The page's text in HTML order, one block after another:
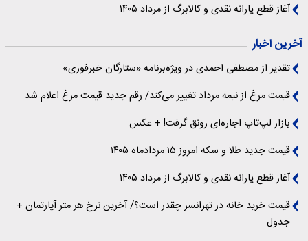
آغاز قطع یارانه نقدی و کالابرگ از مرداد ۱۴۰۵
آخرین اخبار
تقدیر از مصطفی احمدی در ویژه‌برنامه «ستارگان خبرفوری»
قیمت مرغ از نیمه مرداد تغییر می‌کند/ رقم جدید قیمت مرغ اعلام شد
بازار لپ‌تاپ اجاره‌ای رونق گرفت! + عکس
قیمت جدید طلا و سکه امروز ۱۵ مردادماه ۱۴۰۵
آغاز قطع یارانه نقدی و کالابرگ از مرداد ۱۴۰۵
قیمت خرید خانه در تهرانسر چقدر است؟/ آخرین نرخ هر متر آپارتمان +
جدول